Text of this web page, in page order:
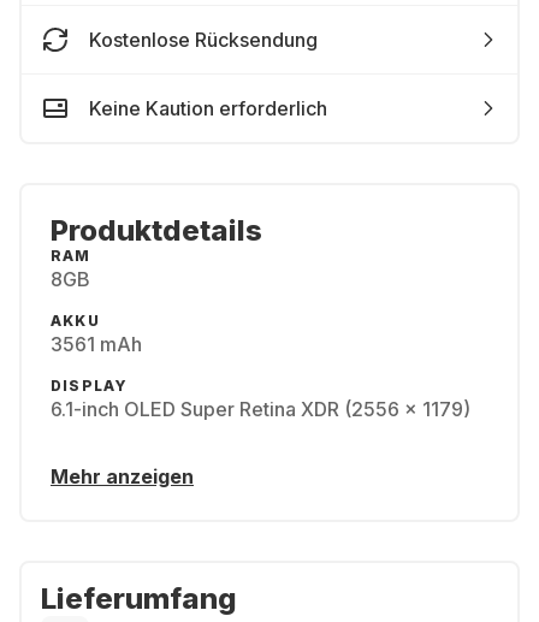
Kostenlose Rücksendung
Keine Kaution erforderlich
Produktdetails
RAM
8GB
AKKU
3561 mAh
DISPLAY
6.1-inch OLED Super Retina XDR (2556 x 1179)
Mehr anzeigen
Lieferumfang